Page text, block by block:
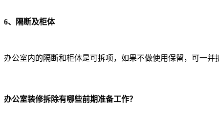
6、隔断及柜体
办公室内的隔断和柜体是可拆项，如果不做使用保留，可一并
办公室装修拆除有哪些前期准备工作？